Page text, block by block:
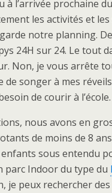
à l’arrivée prochaine
les activités et
notre planning.
24H sur 24. Le tout
Non, je vous arrête
de songer à mes
de courir à l’école.
nous avons en
de moins de 8
sous entendu
parc Indoor du type du
je peux rechercher